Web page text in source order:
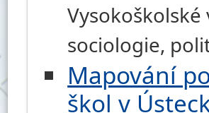
sociologie,
Mapování
škol v